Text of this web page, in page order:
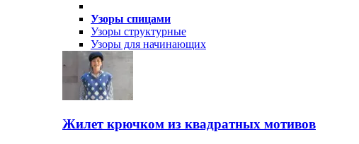
Узоры спицами
Узоры структурные
Узоры для начинающих
Жилет крючком из квадратных мотивов